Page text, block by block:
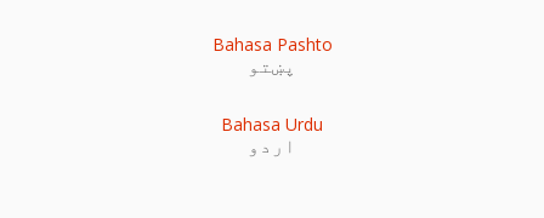
Bahasa Pashto
پښتو
Bahasa Urdu
اردو